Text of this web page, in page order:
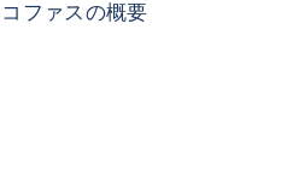
コファスの概要